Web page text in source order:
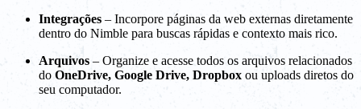
Integrações – Incorpore páginas da web externas diretamente
dentro do Nimble para buscas rápidas e contexto mais rico.
Arquivos– Organize e acesse todos os arquivos relacionados
do OneDrive, Google Drive, Dropbox ou uploads diretos do
seu computador.